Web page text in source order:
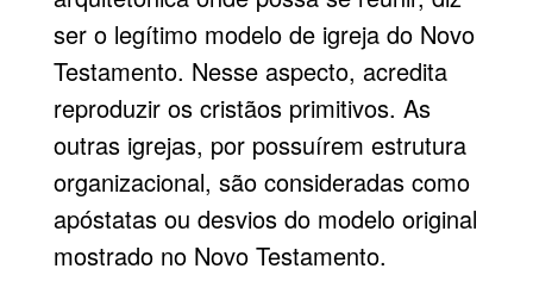
ser o legítimo modelo de igreja do Novo
Testamento. Nesse aspecto, acredita
reproduzir os cristãos primitivos. As
outras igrejas, por possuírem estrutura
organizacional, são consideradas como
apóstatas ou desvios do modelo original
mostrado no Novo Testamento.